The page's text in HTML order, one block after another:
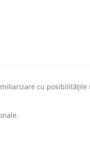
cu posibilitățile